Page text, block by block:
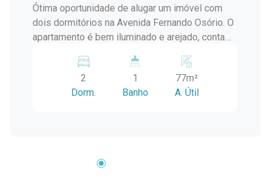
Ótima oportunidade de alugar um imóvel com
dois dormitórios na Avenida Fernando Osório. O
apartamento é bem iluminado e arejado, conta
serviço. A localização é privilegiada, com fácil
acesso a transporte público, supermercados,
restaurantes e diversas opções de comércio. O
este imóvel incrível.
2
Dorm.
1
Banho
77m²
A. Útil